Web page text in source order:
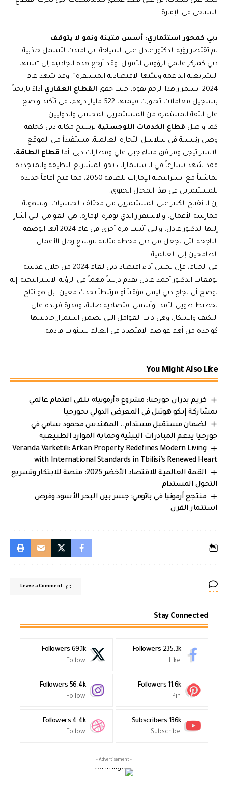
السياحي في الإمارة.
دبي كمحور استثماري: أسس متينة ونمو لا يتوقف
لم تقتصر رؤية الدكتور عادل على السياحة، بل امتدت لتشمل جاذبية
دبي كمركز عالمي لرؤوس الأموال. وقد أرجع هذه الجاذبية إلى “بنيتها
التشريعية الداعمة وبيئتها الاقتصادية المستقرة”. وقد شهد عام
2024 استمرار هذا الزخم بقوة، حيث حقق
القطاع العقاري أداءً تاريخياً
بتسجيل معاملات تجاوزت قيمتها 522 مليار درهم، في تأكيد واضح
على الثقة المستمرة من المستثمرين المحليين والدوليين.
كما واصل قطاع الخدمات اللوجستية ترسيخ مكانة دبي كحلقة
وصل رئيسية في سلاسل التجارة العالمية، مستفيداً من الموقع
الاستراتيجي ومرافق ميناء جبل علي ومطارات دبي. أما قطاع الطاقة،
فقد شهد تسارعاً في الاستثمارات نحو المشاريع النظيفة والمتجددة،
تماشياً مع استراتيجية الإمارات للطاقة 2050، مما فتح آفاقاً جديدة
للمستثمرين في هذا المجال الحيوي.
إن الانفتاح الكبير على المستثمرين من مختلف الجنسيات، وسهولة
ممارسة الأعمال، والاستقرار الذي توفره الإمارة، هي العوامل التي أشار
إليها الدكتور عادل، والتي أثبتت مرة أخرى في عام 2024 أنها الوصفة
الناجحة التي تجعل من دبي محطة مثالية لتوسع رجال الأعمال
الطامحين إلى العالمية.
في الختام، فإن تحليل أداء اقتصاد دبي لعام 2024 من خلال عدسة
توقعات الدكتور أحمد عادل يقدم درساً مهماً في الرؤية الاستراتيجية. إنه
يوضح أن نجاح دبي ليس مؤقتاً أو مرتبطاً بحدث معين، بل هو نتاج
تخطيط طويل الأمد، وأسس اقتصادية صلبة، وقدرة فريدة على
التكيف والابتكار، وهي ذات العوامل التي تضمن استمرار جاذبيتها
كواحدة من أهم عواصم الاقتصاد في العالم لسنوات قادمة.
You Might Also Like
كريم بدران جورجيا: مشروع «أرمونيا» يلقي اهتمام عالمي
بمشاركة إيكو هوتيل في المعرض الدولي بجورجيا
لضمان مستقبل مستدام.. المهندس محمود سامي في
جورجيا يدعم المبادرات البيئية وحماية الموارد الطبيعية
Veranda Varketili: Arkan Property Redefines Modern Living
with International Standards in Tbilisi’s Renewed Heart
القمة العالمية للاقتصاد الأخضر 2025: منصة للابتكار وتسريع
التحول المستدام
منتجع أرمونيا في باتومي: جسر بين البحر الأسود وفرص
استثمار القرن
Leave a Comment
Stay Connected
235.3k
Followers
Like
69.1k
Followers
Follow
11.6k
Followers
Pin
56.4k
Followers
Follow
136k
Subscribers
Subscribe
4.4k
Followers
Follow
- Advertisement -